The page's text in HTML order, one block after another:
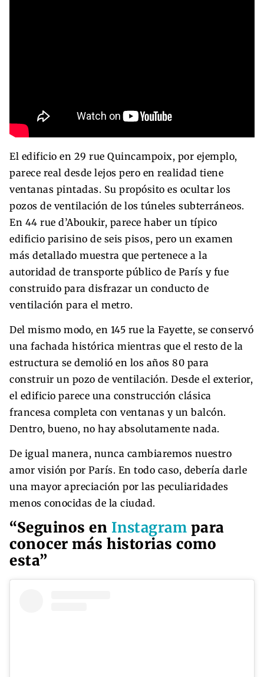
El edificio en 29 rue Quincampoix, por ejemplo,
parece real desde lejos pero en realidad tiene
ventanas pintadas. Su propósito es ocultar los
pozos de ventilación de los túneles subterráneos.
En 44 rue d’Aboukir, parece haber un típico
edificio parisino de seis pisos, pero un examen
más detallado muestra que pertenece a la
autoridad de transporte público de París y fue
construido para disfrazar un conducto de
ventilación para el metro.
Del mismo modo, en 145 rue la Fayette, se conservó
una fachada histórica mientras que el resto de la
estructura se demolió en los años 80 para
construir un pozo de ventilación. Desde el exterior,
el edificio parece una construcción clásica
francesa completa con ventanas y un balcón.
Dentro, bueno, no hay absolutamente nada.
De igual manera, nunca cambiaremos nuestro
amor visión por París. En todo caso, debería darle
una mayor apreciación por las peculiaridades
menos conocidas de la ciudad.
“Seguinos en Instagram para
conocer más historias como
esta”